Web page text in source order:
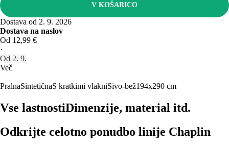
V KOŠARICO
Dostava od 2. 9. 2026
Dostava na naslov
Od 12,99 €
·
Od 2. 9.
Več
PralnaSintetičnaS kratkimi vlakniSivo-bež194x290 cm
Vse lastnostiDimenzije, material itd.
Odkrijte celotno ponudbo linije Chaplin